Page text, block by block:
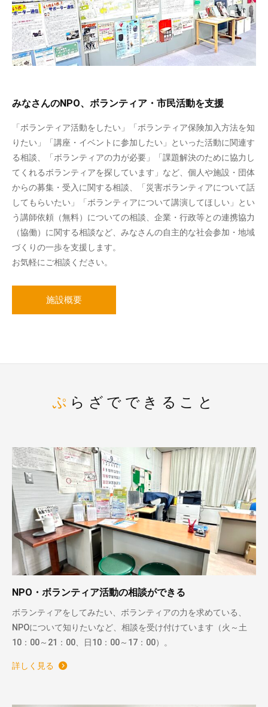
みなさんのNPO、ボランティア・市民活動を支援
「ボランティア活動をしたい」「ボランティア保険加入方法を知
りたい」「講座・イベントに参加したい」といった活動に関連す
る相談、「ボランティアの力が必要」「課題解決のために協力し
てくれるボランティアを探しています」など、個人や施設・団体
からの募集・受入に関する相談、「災害ボランティアについて話
してもらいたい」「ボランティアについて講演してほしい」とい
う講師依頼（無料）についての相談、企業・行政等との連携協力
（協働）に関する相談など、みなさんの自主的な社会参加・地域
づくりの一歩を支援します。
お気軽にご相談ください。
施設概要
ぷらざでできること
NPO・ボランティア活動の相談ができる
ボランティアをしてみたい、ボランティアの力を求めている、
NPOについて知りたいなど、相談を受け付けています（火～土
10：00～21：00、日10：00～17：00）。
詳しく見る